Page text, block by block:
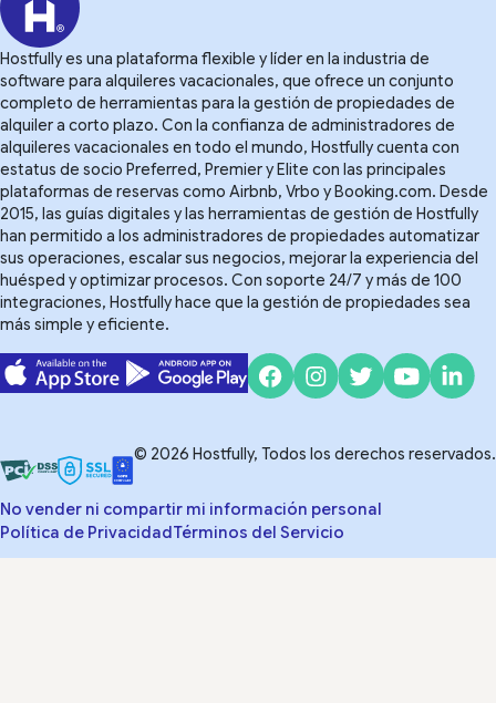
Hostfully es una plataforma flexible y líder en la industria de
software para alquileres vacacionales, que ofrece un conjunto
completo de herramientas para la gestión de propiedades de
alquiler a corto plazo. Con la confianza de administradores de
alquileres vacacionales en todo el mundo, Hostfully cuenta con
estatus de socio Preferred, Premier y Elite con las principales
plataformas de reservas como Airbnb, Vrbo y Booking.com. Desde
2015, las guías digitales y las herramientas de gestión de Hostfully
han permitido a los administradores de propiedades automatizar
sus operaciones, escalar sus negocios, mejorar la experiencia del
huésped y optimizar procesos. Con soporte 24/7 y más de 100
integraciones, Hostfully hace que la gestión de propiedades sea
más simple y eficiente.
© 2026 Hostfully, Todos los derechos reservados.
No vender ni compartir mi información personal
Política de PrivacidadTérminos del Servicio